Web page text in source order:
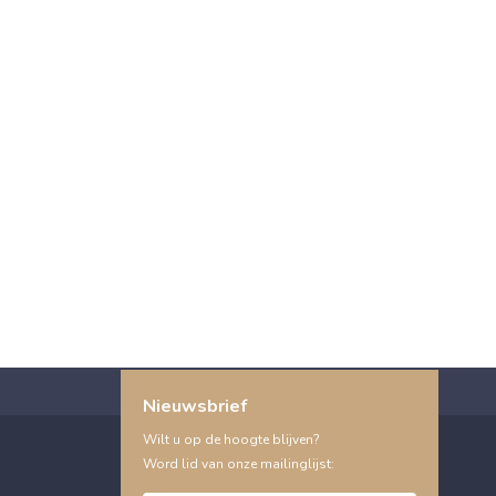
Nieuwsbrief
Wilt u op de hoogte blijven?
Word lid van onze mailinglijst: